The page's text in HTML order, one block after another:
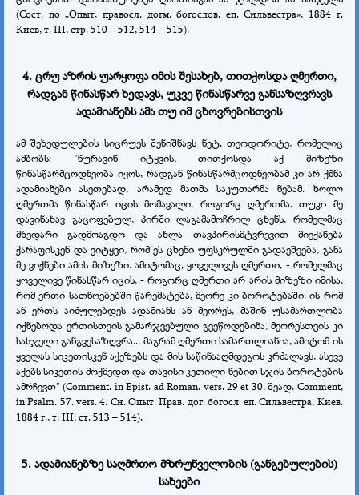
(Сост. по „Опыт, правосл. догм. богослов. еп. Сильвестра», 1884 г.
Киев, т. III, стр. 510 – 512, 514 – 515).
4. ცრუ აზრის უარყოფა იმის შესახებ, თითქოსდა ღმერთი,
რადგან წინასწარ ხედავს, უკვე წინასწარვე განსაზღვრავს
ადამიანებს ამა თუ იმ ცხოვრებისთვის
ამ შეხედულების სიცრუეს შენიშნავს ნეტ. თეოდორიტე, რომელიც
ამბობს: "ნურავინ იტყვის, თითქოსდა აქ მიზეზი
წინასწარმცოდნეობა იყოს, რადგან წინასწარმცოდნეობამ კი არ ქმნა
ადამიანები ასეთებად, არამედ მათმა საკუთარმა ნებამ. ხოლო
ღმერთმა წინასწარ იცის მომავალი, როგორც ღმერთმა. თუკი მე
დავინახავ გაცოფებულ, პირში ლაგამამოჩრილ ცხენს, რომელმაც
მხედარი გადმოაგდო და ახლა თავპირისმტვრევით მიექანება
ქარაფისკენ და ვიტყვი, რომ ეს ცხენი უფსკრულში გადაეშვება, განა
მე ვიქნები ამის მიზეზი. ამიტომაც, ყოველივეს ღმერთი, - რომელმაც
ყოველივე წინასწარ იცის, - როგორც ღმერთი არ არის მიზეზი იმისა,
რომ ერთი სათნოებებში წარემატება, მეორე კი ბოროტებაში. ის რომ
ან ერთს აიძულებდეს ადამიანს ან მეორეს, მაშინ უსამართლობა
იქნებოდა ერთისთვის გამარჯვებული გვეწოდებინა, მეორესთვის კი
სასჯელი განგვესაზღვრა... მაგრამ ღმერთი სამართლიანია, ამიტომ ის
ყველას სიკეთისკენ აქეზებს და მის საწინააღმდეგოს კრძალავს, ასევე
აქებს სიკეთის მოქმედთ და თავისი კეთილი ნებით სჯის ბოროტების
ამრჩევთ" (Соmmеnt. in Epist. аd Rоman. vеrs. 29 еt 30. შეად. Соmmеnt,
in Рsalm. 57. vеrs. 4. Сн. Опыт. Прав. дог. богосл. еп. Сильвестра, Киев.
1884 г., т. III, ст. 513 – 514).
5. ადამიანებზე საღმრთო მზრუნველობის (განგებულების)
სახეები